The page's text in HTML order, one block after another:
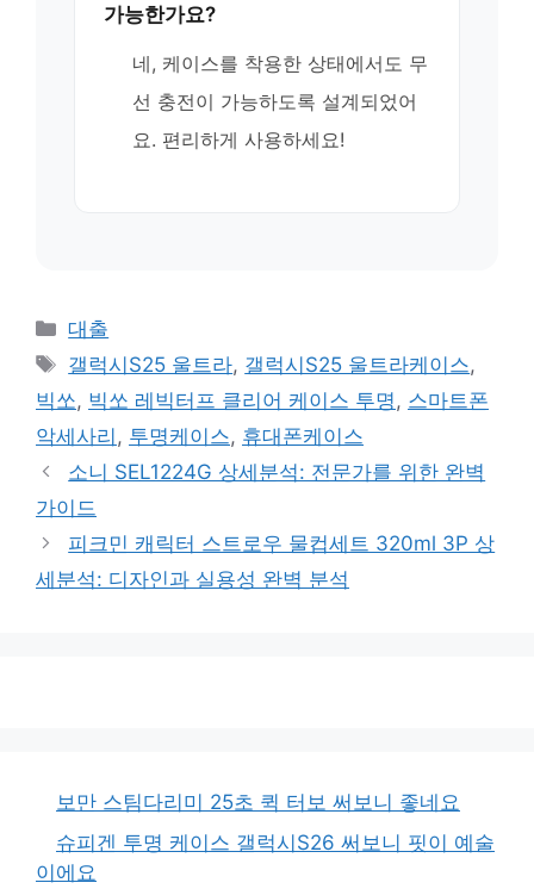
가능한가요?
네, 케이스를 착용한 상태에서도 무
선 충전이 가능하도록 설계되었어
요. 편리하게 사용하세요!
카
테
리
대출
태
그
갤럭시S25 울트라, 갤럭시S25 울트라케이스,
빅쏘, 빅쏘 레빅터프 클리어 케이스 투명, 스마트폰
악세사리 , 투명케이스, 휴대폰케이스
소니 SEL1224G 상세분석: 전문가를 위한 완벽
가이드
피크민 캐릭터 스트로우 물컵세트 320ml 3P 상
세분석: 디자인과 실용성 완벽 분석
보만 스팀다리미 25초 퀵 터보 써보니 좋네요
슈피겐 투명 케이스 갤럭시S26 써보니 핏이 예술
이에요